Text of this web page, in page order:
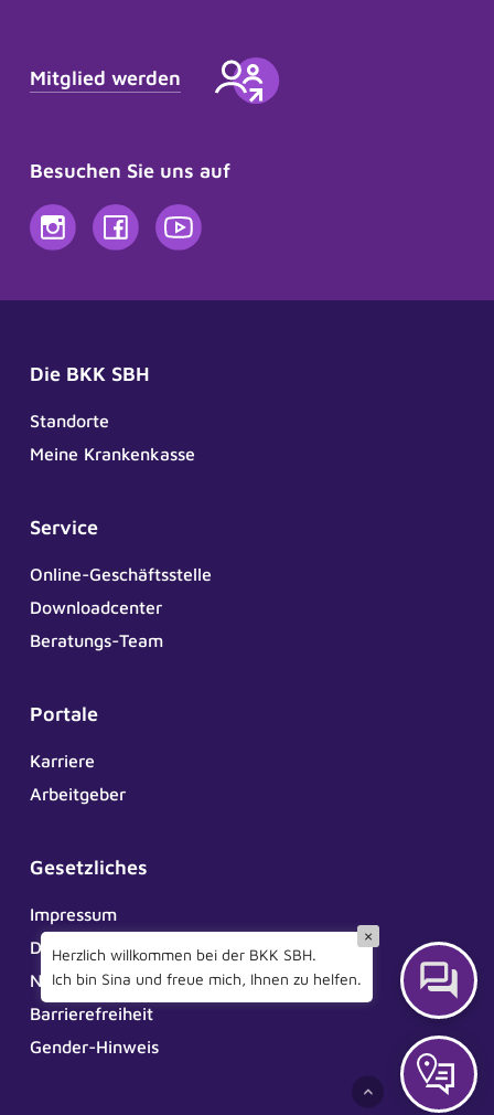
Mitglied werden
Besuchen Sie uns auf
Die BKK SBH
Standorte
Meine Krankenkasse
Service
Online-Geschäftsstelle
Downloadcenter
Beratungs-Team
Portale
Karriere
Arbeitgeber
Gesetzliches
Impressum
Datenschutz
Nutzungsbedingungen ePA
Barrierefreiheit
Gender-Hinweis
Herzlich willkommen bei der BKK SBH.
Ich bin Sina und freue mich, Ihnen zu helfen.
×